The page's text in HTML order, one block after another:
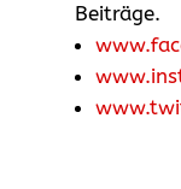
Beiträge.